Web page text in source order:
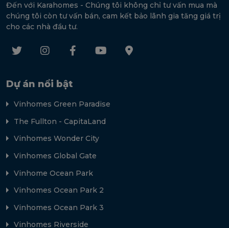
Đến với Karahomes - Chúng tôi không chỉ tư vấn mua mà
chúng tôi còn tư vấn bán, cam kết bảo lãnh gia tăng giá trị
cho các nhà đầu tư.
Dự án nổi bật
Vinhomes Green Paradise
The Fullton - CapitaLand
Vinhomes Wonder City
Vinhomes Global Gate
Vinhome Ocean Park
Vinhomes Ocean Park 2
Vinhomes Ocean Park 3
Vinhomes Riverside